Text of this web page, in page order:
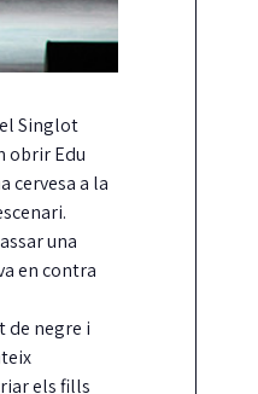
Singlot
obrir Edu
cervesa a la
una
en contra
de negre i
els fills